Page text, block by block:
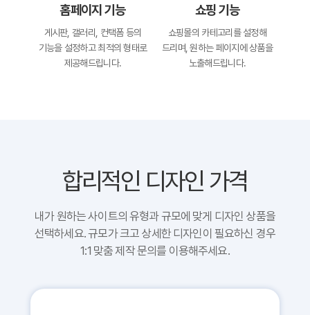
홈페이지 기능
게시판, 갤러리, 컨택폼 등의
기능을 설정하고최적의 형태로
제공해드립니다.
쇼핑 기능
쇼핑몰의 카테고리를 설정해
드리며,원하는 페이지에상품을
노출해드립니다.
합리적인 디자인 가격
내가 원하는 사이트의 유형과 규모에 맞게 디자인 상품을
선택하세요.규모가 크고 상세한 디자인이 필요하신 경우
1:1 맞춤 제작 문의를 이용해주세요.